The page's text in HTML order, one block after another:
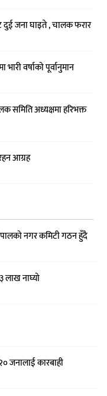
दुई जना घाइते , चालक फरार
वर्षाको पूर्वानुमान
समिति अध्यक्षमा हरिभक्त
आग्रह
नगर कमिटी गठन हुँदै
लाख नाघ्यो
जनालाई कारबाही